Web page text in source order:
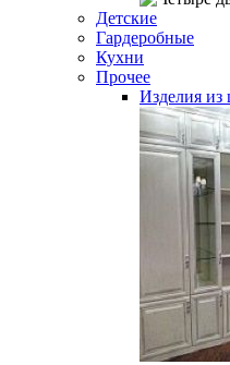
Детские
Гардеробные
Кухни
Прочее
Изделия